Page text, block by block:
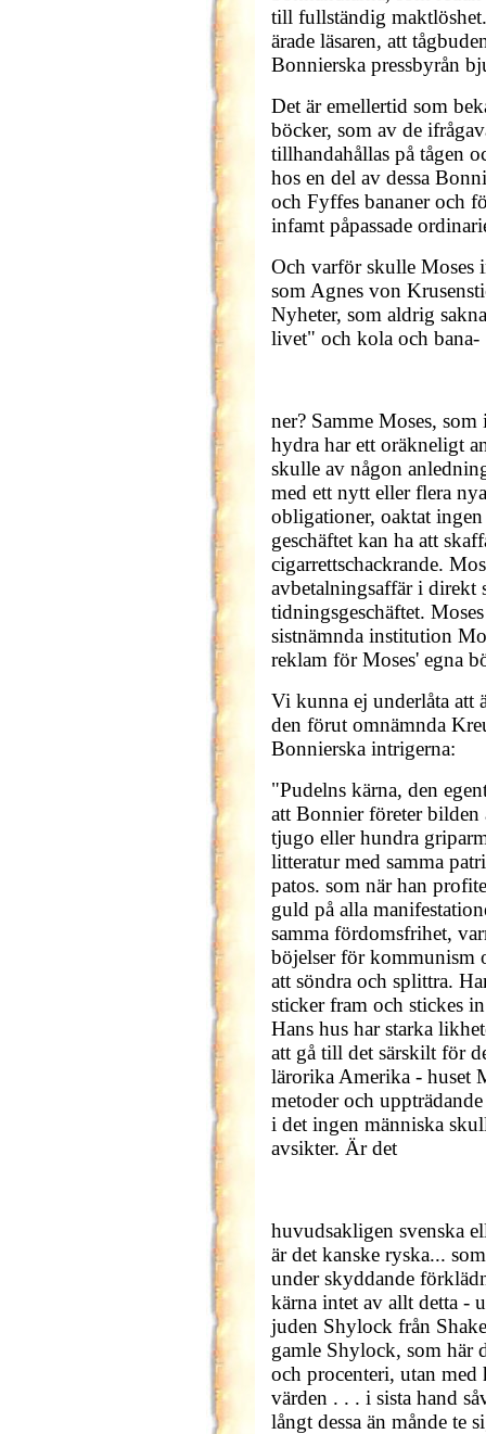
till fullständig
ärade läsaren, att
Bonnierska pressbyrån
Det är emellertid som
böcker, som av de
tillhandahållas på tågen
hos en del av dessa
och Fyffes bananer och
infamt påpassade
Och varför skulle Moses
som Agnes von
Nyheter, som aldrig
livet" och kola och bana-
ner? Samme Moses,
hydra har ett oräkneligt
skulle av någon
med ett nytt eller flera
obligationer, oaktat
geschäftet kan ha att
cigarrettschackrande.
avbetalningsaffär i direkt
tidningsgeschäftet.
sistnämnda institution
reklam för Moses' egna
Vi kunna ej underlåta att
den förut omnämnda
Bonnierska intrigerna:
"Pudelns kärna, den
att Bonnier företer bilden
tjugo eller hundra
litteratur med samma
patos. som när han
guld på alla
samma fördomsfrihet,
böjelser för kommunism
att söndra och splittra.
sticker fram och stickes
Hans hus har starka
att gå till det särskilt för
lärorika Amerika - huset
metoder och
i det ingen människa
avsikter. Är det
huvudsakligen svenska
är det kanske ryska...
under skyddande
kärna intet av allt detta -
juden Shylock från
gamle Shylock, som här
och procenteri, utan med
värden . . . i sista hand
långt dessa än månde te